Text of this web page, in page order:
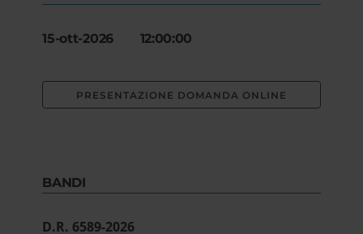
15-ott-2026 12:00:00
PRESENTAZIONE DOMANDA ONLINE
BANDI
D.R. 6589-2026